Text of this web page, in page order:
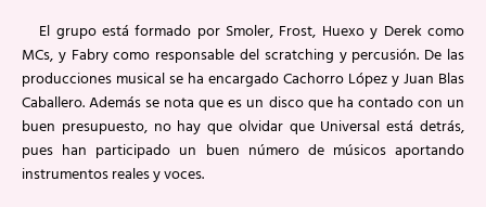
El grupo está formado por Smoler, Frost, Huexo y Derek como
MCs, y Fabry como responsable del scratching y percusión. De las
producciones musical se ha encargado Cachorro López y Juan Blas
Caballero. Además se nota que es un disco que ha contado con un
buen presupuesto, no hay que olvidar que Universal está detrás,
pues han participado un buen número de músicos aportando
instrumentos reales y voces.